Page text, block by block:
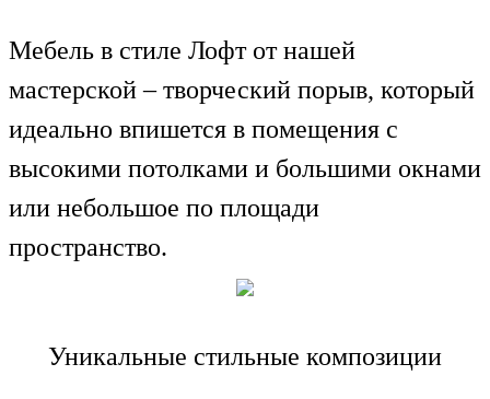
Мебель в стиле Лофт от нашей
мастерской – творческий порыв, который
идеально впишется в помещения с
высокими потолками и большими окнами
или небольшое по площади
пространство.
Уникальные стильные композиции